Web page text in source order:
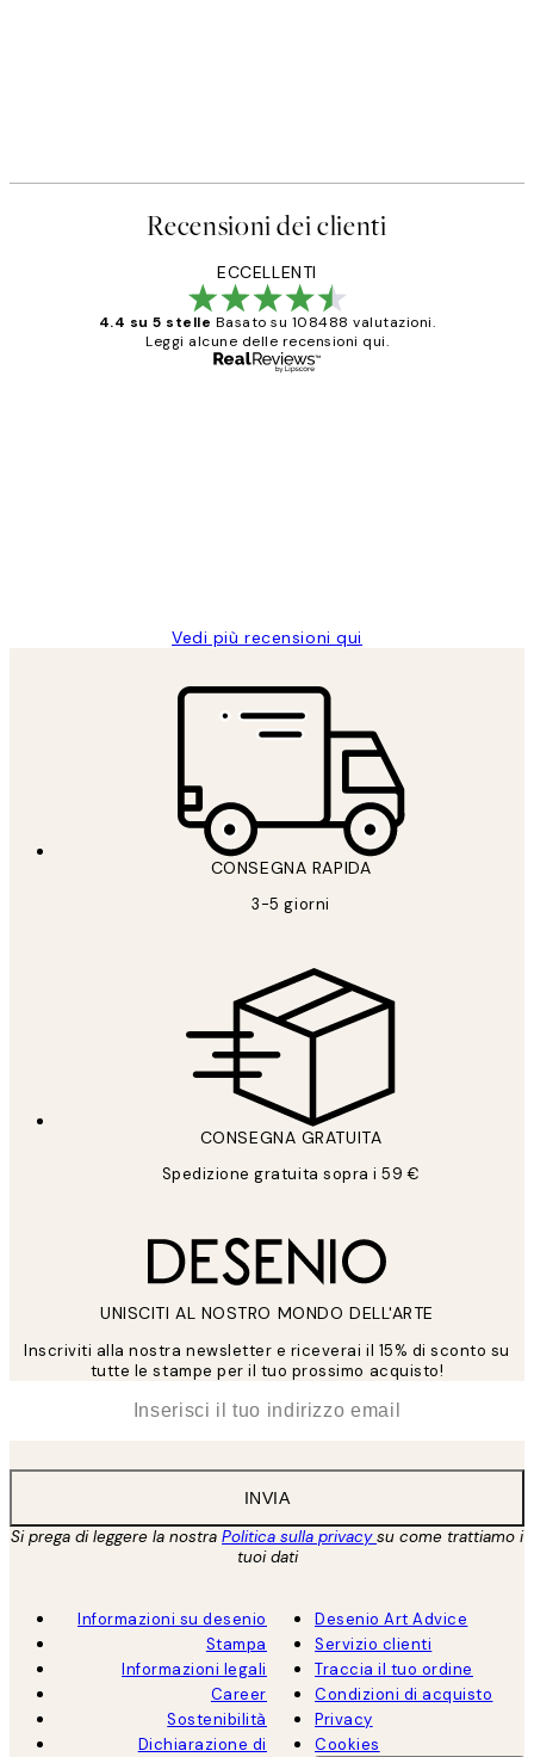
Recensioni dei clienti
ECCELLENTI
4.4 su 5 stelle Basato su 108488 valutazioni.
Leggi alcune delle recensioni qui.
Vedi più recensioni qui
CONSEGNA RAPIDA
3-5 giorni
CONSEGNA GRATUITA
Spedizione gratuita sopra i 59 €
UNISCITI AL NOSTRO MONDO DELL'ARTE
Inscriviti alla nostra newsletter e riceverai il 15% di sconto su
tutte le stampe per il tuo prossimo acquisto!
INVIA
Si prega di leggere la nostra Politica sulla privacysu come trattiamo i
tuoi dati
Informazioni su desenio
Stampa
Informazioni legali
Career
Sostenibilità
Dichiarazione di
Desenio Art Advice
Servizio clienti
Traccia il tuo ordine
Condizioni di acquisto
Privacy
Cookies